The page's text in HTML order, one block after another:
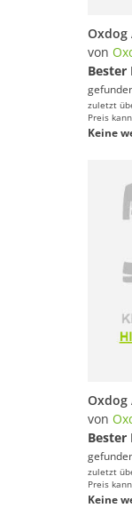
von
Bester
zuletzt
Preis
Keine
von
Bester
zuletzt
Preis
Keine